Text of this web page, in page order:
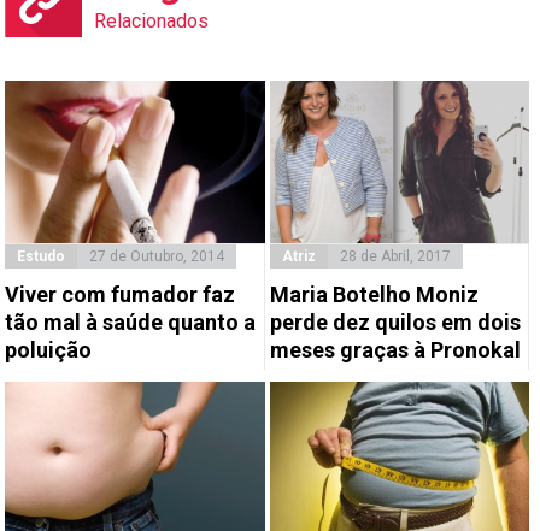
Relacionados
Estudo 27 de Outubro, 2014
Viver com fumador faz
tão mal à saúde quanto a
poluição
Atriz 28 de Abril, 2017
Maria Botelho Moniz
perde dez quilos em dois
meses graças à Pronokal